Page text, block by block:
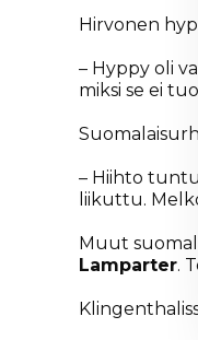
Hirvonen
– Hyppy oli
miksi se ei
– Hiihto
liikuttu.
Muut
Lamparter.